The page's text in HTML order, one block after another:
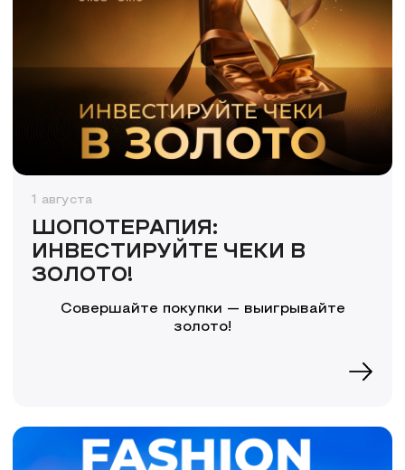
1 августа
ШОПОТЕРАПИЯ:
ИНВЕСТИРУЙТЕ ЧЕКИ В
ЗОЛОТО!
Совершайте покупки — выигрывайте
золото!